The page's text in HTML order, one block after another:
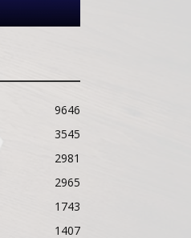
9646
3545
2981
2965
1743
1407